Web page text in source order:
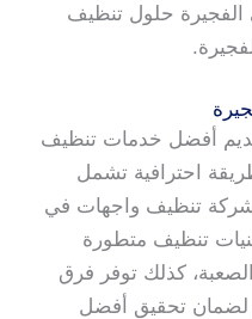
حلول تنظيف
أفضل خدمات تنظيف
احترافية تشمل
شركة تنظيف واجهات في
تنظيف متطورة
كذلك توفر فرق
تحقيق أفضل